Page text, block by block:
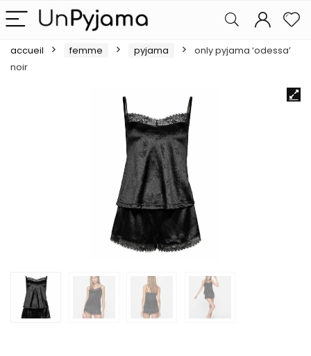
accueil femme pyjama
only pyjama ‘odessa’
noir